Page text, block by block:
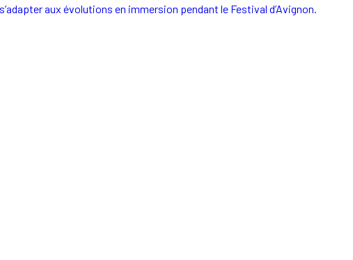
aux évolutions en immersion pendant le Festival d’Avignon.